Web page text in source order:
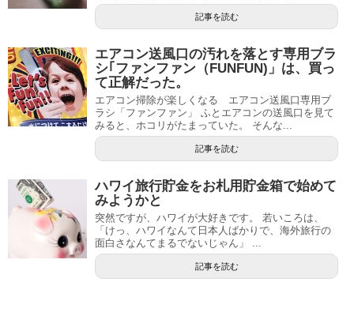
記事を読む
エアコン送風口の汚れを落とす専用ブラ
シ｢ファンファン（FUNFUN)」は、買っ
て正解だった。
エアコン掃除が楽しくなる エアコン送風口専用ブ
ラシ「ファンファン」 ふとエアコンの送風口を見て
みると、ホコリがたまっていた。 そんな...
記事を読む
ハワイ旅行貯金をお札用貯金箱で始めて
みようかと
突然ですが、ハワイが大好きです。 若いころは、
「けっ、ハワイなんて日本人ばかりで、海外旅行の
面白さなんてまるでないじゃん」 ...
記事を読む